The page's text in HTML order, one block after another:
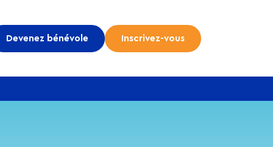
Devenez bénévole Inscrivez-vous